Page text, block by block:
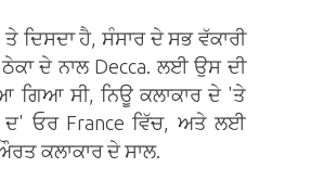
ਹੈ, ਸੰਸਾਰ ਦੇ ਸਭ ਵੱਕਾਰੀ
ਦੇ ਨਾਲ Decca. ਲਈ ਉਸ ਦੀ
ਗਿਆ ਸੀ, ਨਿਊ ਕਲਾਕਾਰ ਦੇ 'ਤੇ
ਦ' ਓਰ France ਵਿੱਚ, ਅਤੇ ਲਈ
ਕਲਾਕਾਰ ਦੇ ਸਾਲ.